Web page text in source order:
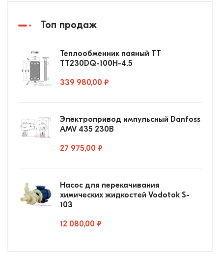
Топ продаж
Теплообменник паяный ТТ
ТТ230DQ-100Н-4.5
339 980,00 ₽
Электропривод импульсный Danfoss
AMV 435 230В
27 975,00 ₽
Насос для перекачивания
химических жидкостей Vodotok S-
103
12 080,00 ₽